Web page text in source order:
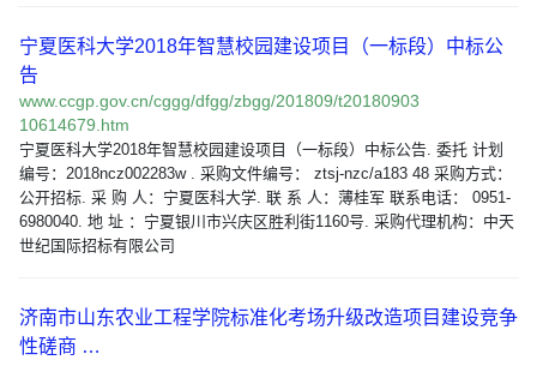
宁夏医科大学2018年智慧校园建设项目（一标段）中标公
告
www.ccgp.gov.cn/cggg/dfgg/zbgg/201809/t20180903
10614679.htm
宁夏医科大学2018年智慧校园建设项目（一标段）中标公告. 委托 计划
编号：2018ncz002283w . 采购文件编号： ztsj-nzc/a183 48 采购方式：
公开招标. 采 购 人：宁夏医科大学. 联 系 人：薄桂军 联系电话： 0951-
6980040. 地 址 ：宁夏银川市兴庆区胜利街1160号. 采购代理机构：中天
世纪国际招标有限公司
济南市山东农业工程学院标准化考场升级改造项目建设竞争
性磋商 …